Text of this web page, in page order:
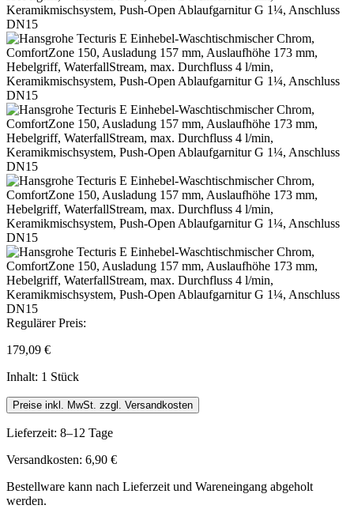
Regulärer Preis:
179,09 €
Inhalt: 1 Stück
Preise inkl. MwSt. zzgl. Versandkosten
Lieferzeit: 8–12 Tage
Versandkosten: 6,90 €
Bestellware kann nach Lieferzeit und Wareneingang abgeholt
werden.